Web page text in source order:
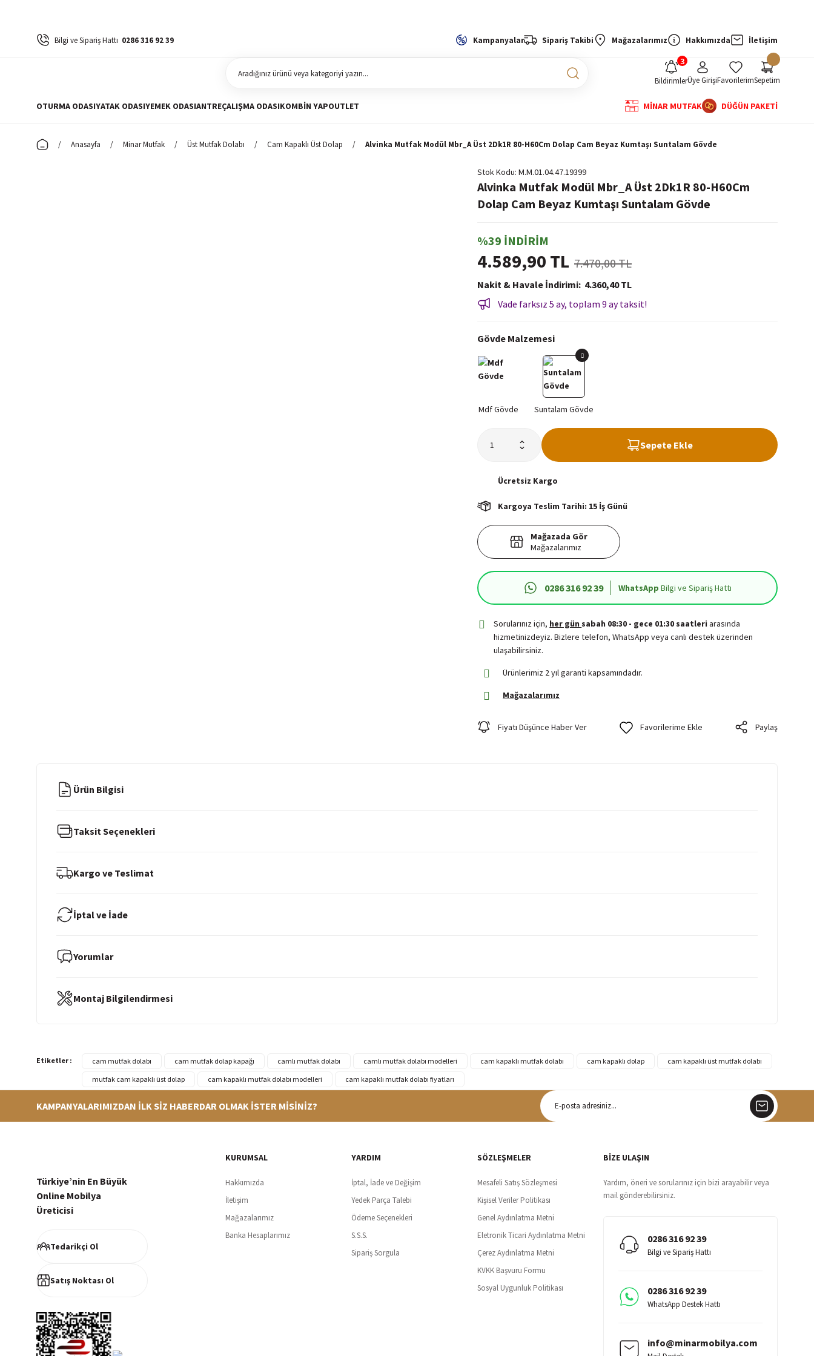
Bilgi ve Sipariş Hattı 0286 316 92 39 Kampanyalar Sipariş Takibi Mağazalarımız Hakkımızda İletişim
BildirimlerÜye GirişiFavorilerimSepetim
OTURMA ODASIYATAK ODASIYEMEK ODASIANTREÇALIŞMA ODASIKOMBIN YAPOUTLET MİNAR MUTFAK DÜĞÜN PAKETİ
Anasayfa Minar Mutfak Üst Mutfak Dolabı Cam Kapaklı Üst Dolap Alvinka Mutfak Modül Mbr_A Üst 2Dk1R 80-H60Cm Dolap Cam Beyaz Kumtaşı Suntalam Gövde
Stok Kodu M.M.01.04.47.19399
Alvinka Mutfak Modül Mbr_A Üst 2Dk1R 80-H60Cm
Dolap Cam Beyaz Kumtaşı Suntalam Gövde
%39 İNDİRİM
4.589,90 TL 7.470,00 TL
Nakit & Havale İndirimi 4.360,40 TL
Vade farksız 5 ay, toplam 9 ay taksit!
Gövde Malzemesi
Sepete Ekle
Ücretsiz Kargo
Kargoya Teslim Tarihi: 15 İş Günü
Mağazada Gör
Mağazalarımız
0286 316 92 39 WhatsApp Bilgi ve Sipariş Hattı
Sorularınız için, her gün sabah 08:30 - gece 01:30 saatleriarasında
hizmetinizdeyiz. Bizlere telefon, WhatsApp veya canlı destek üzerinden
ulaşabilirsiniz.
Ürünlerimiz 2 yıl garanti kapsamındadır.
Mağazalarımız
Fiyatı Düşünce Haber Ver Paylaş
Ürün Bilgisi
Taksit Seçenekleri
Kargo ve Teslimat
İptal ve İade
Yorumlar
Montaj Bilgilendirmesi
Etiketler : cam mutfak dolabı cam mutfak dolap kapağı camlı mutfak dolabı camlı mutfak dolabı modelleri cam kapaklı mutfak dolabı cam kapaklı dolap
cam kapaklı üst mutfak dolabı
mutfak cam kapaklı üst dolap
cam kapaklı mutfak dolabı modelleri cam kapaklı mutfak dolabı fiyatları
Siparişleriniz en kısa sürede hazırlanarak kargoya verilir
256Bit SSl sertifikası ve 3D ödeme ile bilgileriniz güvende
Tüm ürünlerde ücretsiz teslimat
%100 müşteri memnuniyeti odaklı ve güvenilir hizmet anlayışı
KAMPANYALARIMIZDAN İLK SİZ HABERDAR OLMAK İSTER MİSİNİZ?
Türkiye’nin En Büyük
Online Mobilya
Üreticisi
Tedarikçi Ol
Satış Noktası Ol
KURUMSAL
Hakkımızda
İletişim
Mağazalarımız
Banka Hesaplarımız
YARDIM
İptal, İade ve Değişim
Yedek Parça Talebi
Ödeme Seçenekleri
S.S.S.
Sipariş Sorgula
SÖZLEŞMELER
Mesafeli Satış Sözleşmesi
Kişisel Veriler Politikası
Genel Aydınlatma Metni
Eletronik Ticari Aydınlatma Metni
Çerez Aydınlatma Metni
KVKK Başvuru Formu
Sosyal Uygunluk Politikası
BİZE ULAŞIN
Yardım, öneri ve sorularınız için bizi arayabilir veya
mail gönderebilirsiniz.
0286 316 92 39
Bilgi ve Sipariş Hattı
0286 316 92 39
WhatsApp Destek Hattı
info@minarmobilya.com